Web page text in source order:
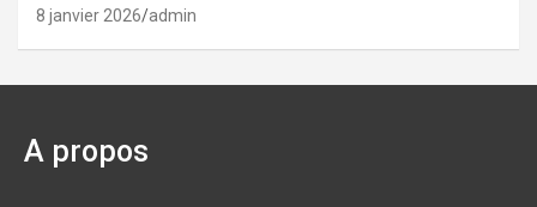
8 janvier 2026 admin
A propos